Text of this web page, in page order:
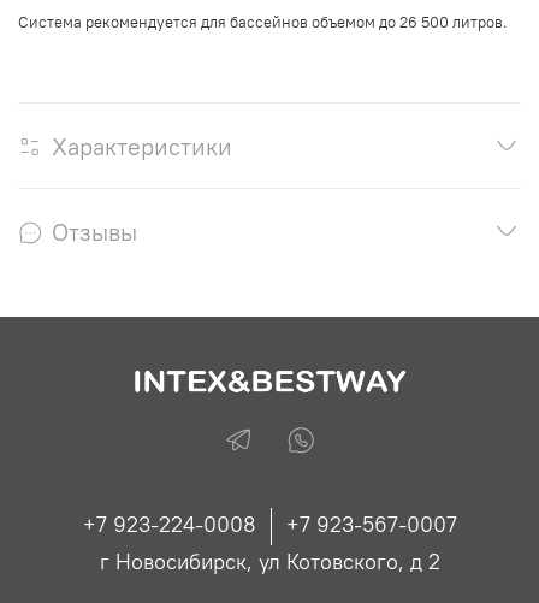
Система рекомендуется для бассейнов объемом до 26 500 литров.
Характеристики
Отзывы
+7 923-224-0008
+7 923-567-0007
г Новосибирск, ул Котовского, д 2